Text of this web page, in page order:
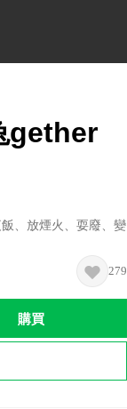
gether
、放煙火、耍廢、變
279
購買